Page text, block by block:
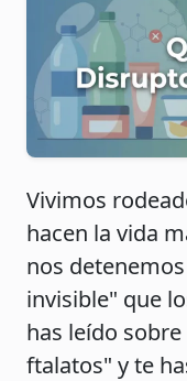
Vivimos
hacen la vida
nos
invisible" que
has leído
ftalatos" y te